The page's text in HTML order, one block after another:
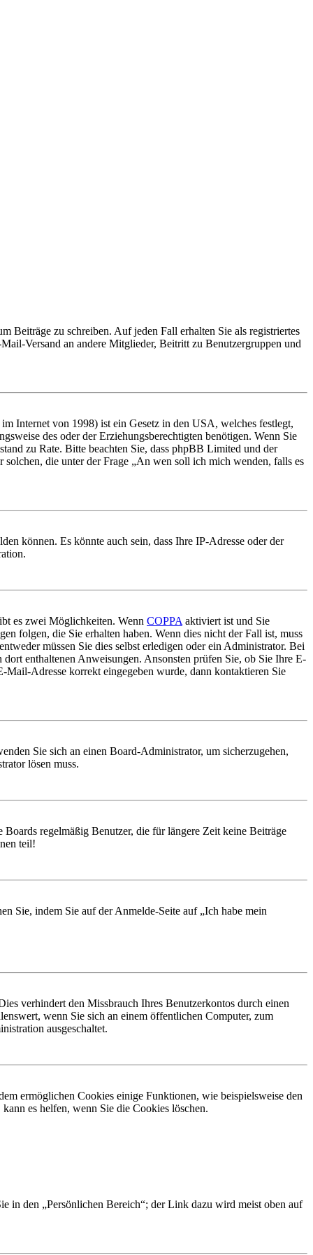
Beiträge zu schreiben. Auf jeden Fall erhalten Sie als registriertes
Versand an andere Mitglieder, Beitritt zu Benutzergruppen und
Internet von 1998) ist ein Gesetz in den USA, welches festlegt,
des oder der Erziehungsberechtigten benötigen. Wenn Sie
zu Rate. Bitte beachten Sie, dass phpBB Limited und der
die unter der Frage „An wen soll ich mich wenden, falls es
können. Es könnte auch sein, dass Ihre IP-Adresse oder der
es zwei Möglichkeiten. Wenn COPPA aktiviert ist und Sie
folgen, die Sie erhalten haben. Wenn dies nicht der Fall ist, muss
müssen Sie dies selbst erledigen oder ein Administrator. Bei
enthaltenen Anweisungen. Ansonsten prüfen Sie, ob Sie Ihre E-
Adresse korrekt eingegeben wurde, dann kontaktieren Sie
Sie sich an einen Board-Administrator, um sicherzugehen,
lösen muss.
regelmäßig Benutzer, die für längere Zeit keine Beiträge
teil!
Sie, indem Sie auf der Anmelde-Seite auf „Ich habe mein
verhindert den Missbrauch Ihres Benutzerkontos durch einen
wenn Sie sich an einem öffentlichen Computer, zum
ausgeschaltet.
ermöglichen Cookies einige Funktionen, wie beispielsweise den
es helfen, wenn Sie die Cookies löschen.
in den „Persönlichen Bereich“; der Link dazu wird meist oben auf